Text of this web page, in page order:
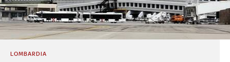
LOMBARDIA